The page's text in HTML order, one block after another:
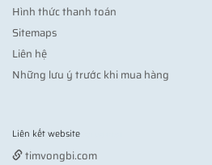
Hình thức thanh toán
Sitemaps
Liên hệ
Những lưu ý trước khi mua hàng
Liên kết website
timvongbi.com